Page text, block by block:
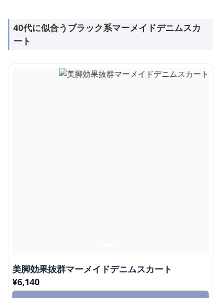
40代に似合うブラック系マーメイドデニムスカ
ート
美脚効果抜群マーメイドデニムスカート
¥6,140